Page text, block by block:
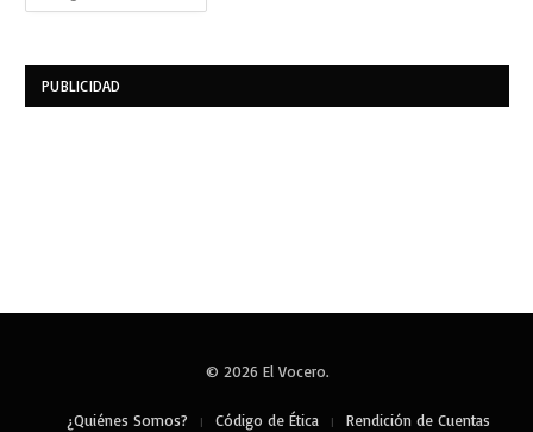
PUBLICIDAD
© 2026 El Vocero.
¿Quiénes Somos? Código de Ética Rendición de Cuentas